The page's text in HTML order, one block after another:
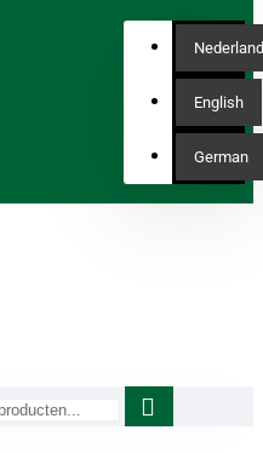
English
German